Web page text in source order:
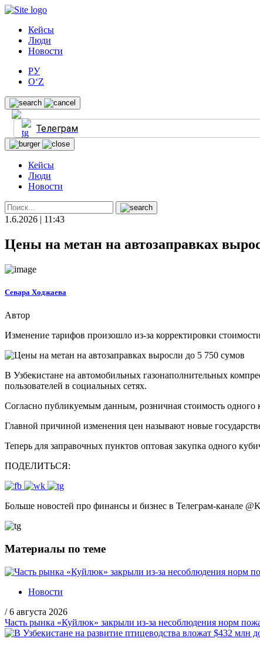
Кейсы
Люди
Новости
РУ
O‘Z
Телеграм
Кейсы
Люди
Новости
1.6.2026 | 11:43
Цены на метан на автозаправках
Севара Ходжаева
Автор
Изменение тарифов произошло из-за корректировки
​В Узбекистане на автомобильных газонаполнительных
пользователей в социальных сетях.
​Согласно публикуемым данным, розничная стоимость одного
​Главной причиной изменения цен называют новые
Теперь для заправочных пунктов оптовая закупка одного
ПОДЕЛИТЬСЯ:
Больше новостей про финансы и бизнес в Телеграм-канале @
Материалы по теме
Новости
/ 6 августа 2026
Часть рынка «Куйлюк» закрыли из-за несоблюдения норм